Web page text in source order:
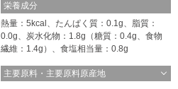
栄養成分
熱量：5kcal、たんぱく質：0.1g、脂質：
0.0g、炭水化物：1.8g（糖質：0.4g、食物
繊維：1.4g）、食塩相当量：0.8g
主要原料・主要原料原産地